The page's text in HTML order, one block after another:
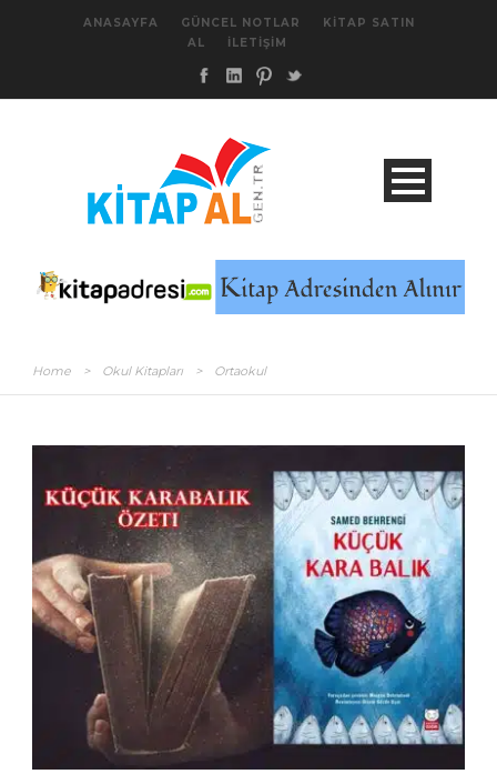
ANASAYFA GÜNCEL NOTLAR
KITAP SATIN
AL
İLETIŞIM
Home > Okul Kitapları > Ortaokul